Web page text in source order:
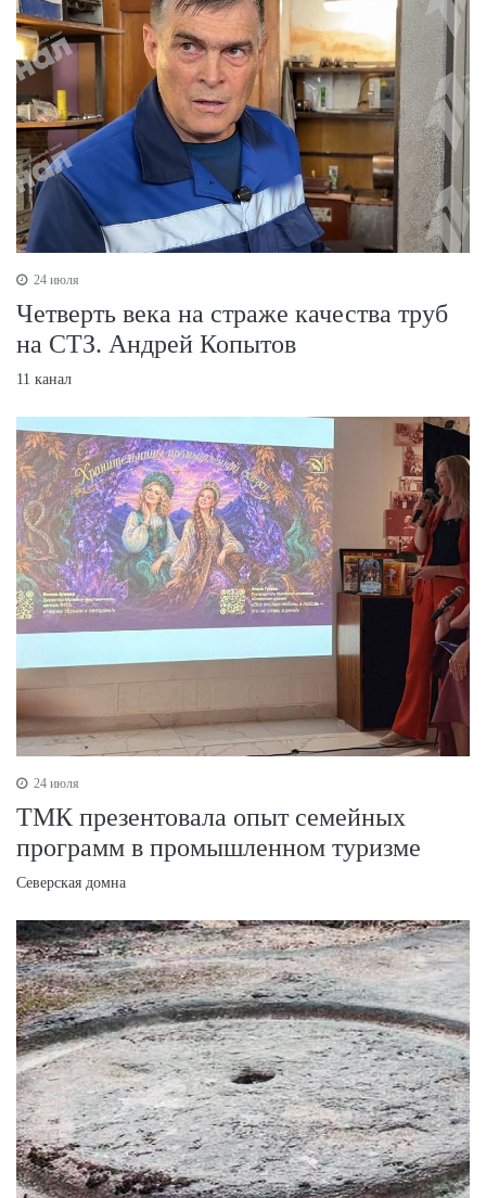
24 июля
Четверть века на страже качества труб
на СТЗ. Андрей Копытов
11 канал
24 июля
ТМК презентовала опыт семейных
программ в промышленном туризме
Северская домна